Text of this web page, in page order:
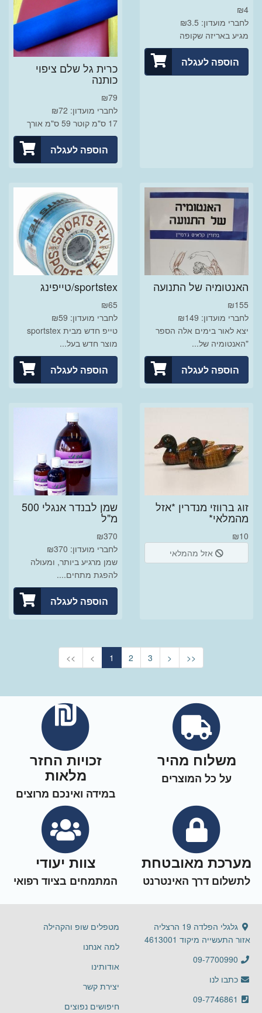
₪4
לחברי מועדון: ₪3.5
מגיע באריזה שקופה
הוספה לעגלה כרית גל שלם ציפוי
כותנה
₪79
לחברי מועדון: ₪72
17 ס"מ קוטר 59 ס"מ אורך
הוספה לעגלה
האנטומיה של התנועה
₪155
לחברי מועדון: ₪149
יצא לאור בימים אלה הספר
"האנטומיה של...
הוספה לעגלה
sportstex/טייפינג
₪65
לחברי מועדון: ₪59
טייפ חדש מבית sportstex
מוצר חדש בעל...
הוספה לעגלה
זוג ברווזי מנדרין *אזל
מהמלאי*
₪10
אזל מהמלאי
שמן לבנדר אנגלי 500
מ"ל
₪370
לחברי מועדון: ₪370
שמן מרגיע ביותר, ומעולה
להפגת מתחים....
הוספה לעגלה
<< < 1 2 3 > >>
משלוח מהיר
על כל המוצרים
זכויות החזר
מלאות
במידה ואינכם מרוצים
מערכת מאובטחת
לתשלום דרך האינטרנט
צוות יעודי
המתמחים בציוד רפואי
גלגלי הפלדה 19 הרצליה
אזור התעשייה מיקוד 4613001
09-7700990
כתבו לנו
09-7746861
מטפלים שופ והקהילה
למה אנחנו
אודותינו
יצירת קשר
חיפושים נפוצים